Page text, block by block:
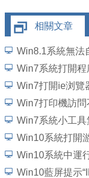
相關文章
Win8.1系統無法
Win7打印機訪問
Win7系統小工具
Win10系統打開